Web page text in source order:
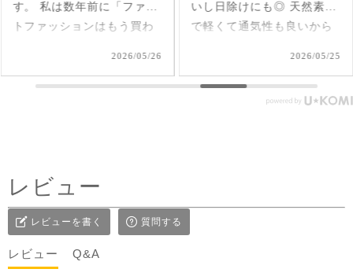
いし日除けにも◎ 天然素材
で軽くて通気性も良いから
フェアトレード #fairtrade #
2026/05/25
クコットンのブラウス✨ 軽
くて柔らか♪ 前後を変えて
で可愛いいけど、刺繍面を
前にした時はリネンジレと
2026/05/17
レビュー
レビューを書く 質問する
レビュー Q&A